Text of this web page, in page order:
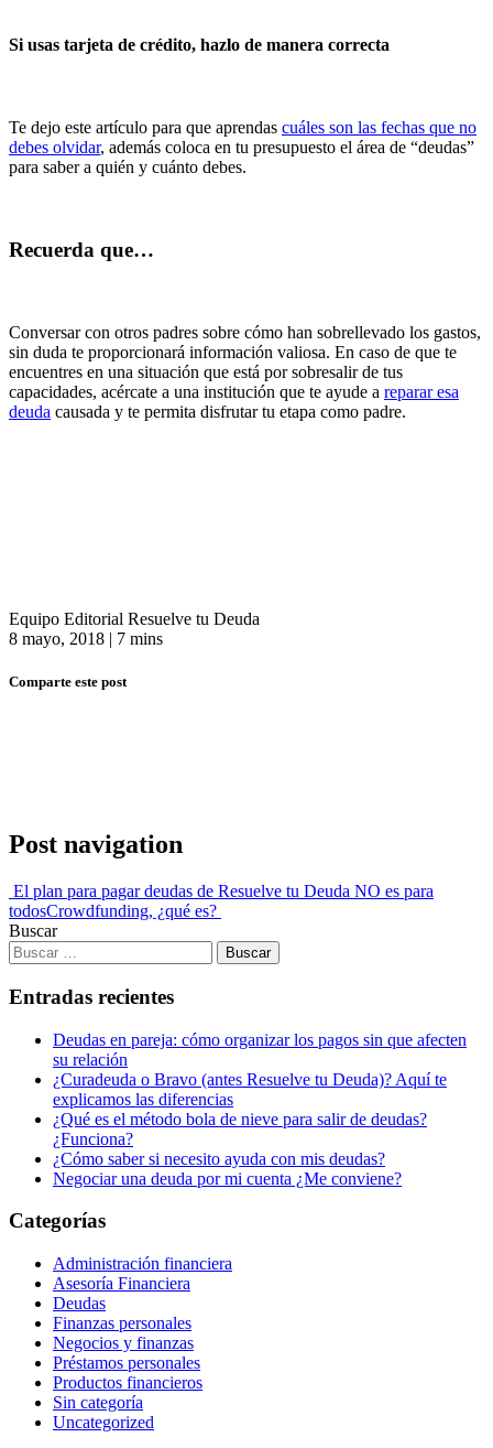
Si usas tarjeta de crédito, hazlo de manera correcta
Te dejo este artículo para que aprendas cuáles son las fechas que no
debes olvidar, además coloca en tu presupuesto el área de “deudas”
para saber a quién y cuánto debes.
Recuerda que…
Conversar con otros padres sobre cómo han sobrellevado los gastos,
sin duda te proporcionará información valiosa. En caso de que te
encuentres en una situación que está por sobresalir de tus
capacidades, acércate a una institución que te ayude a reparar esa
deuda causada y te permita disfrutar tu etapa como padre.
Equipo Editorial Resuelve tu Deuda
8 mayo, 2018 | 7 mins
Comparte este post
Post navigation
El plan para pagar deudas de Resuelve tu Deuda NO es para
todosCrowdfunding, ¿qué es?
Buscar
Entradas recientes
Deudas en pareja: cómo organizar los pagos sin que afecten
su relación
¿Curadeuda o Bravo (antes Resuelve tu Deuda)? Aquí te
explicamos las diferencias
¿Qué es el método bola de nieve para salir de deudas?
¿Funciona?
¿Cómo saber si necesito ayuda con mis deudas?
Negociar una deuda por mi cuenta ¿Me conviene?
Categorías
Administración financiera
Asesoría Financiera
Deudas
Finanzas personales
Negocios y finanzas
Préstamos personales
Productos financieros
Sin categoría
Uncategorized